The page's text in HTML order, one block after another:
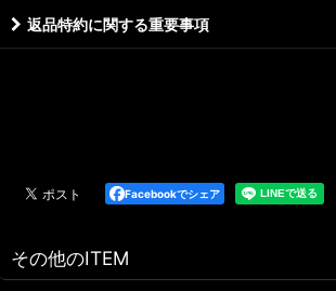
返品特約に関する重要事項
Facebookでシェア
その他のITEM